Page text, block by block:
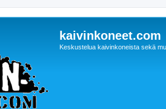
kaivinkoneet.com
Keskustelua kaivinkoneista sekä